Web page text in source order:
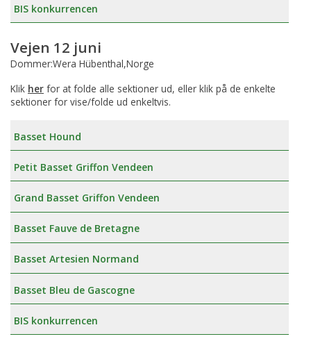
BIS konkurrencen
Vejen 12 juni
Dommer:Wera Hübenthal,Norge
Klik her for at folde alle sektioner ud, eller klik på de enkelte
sektioner for vise/folde ud enkeltvis.
Basset Hound
Petit Basset Griffon Vendeen
Grand Basset Griffon Vendeen
Basset Fauve de Bretagne
Basset Artesien Normand
Basset Bleu de Gascogne
BIS konkurrencen